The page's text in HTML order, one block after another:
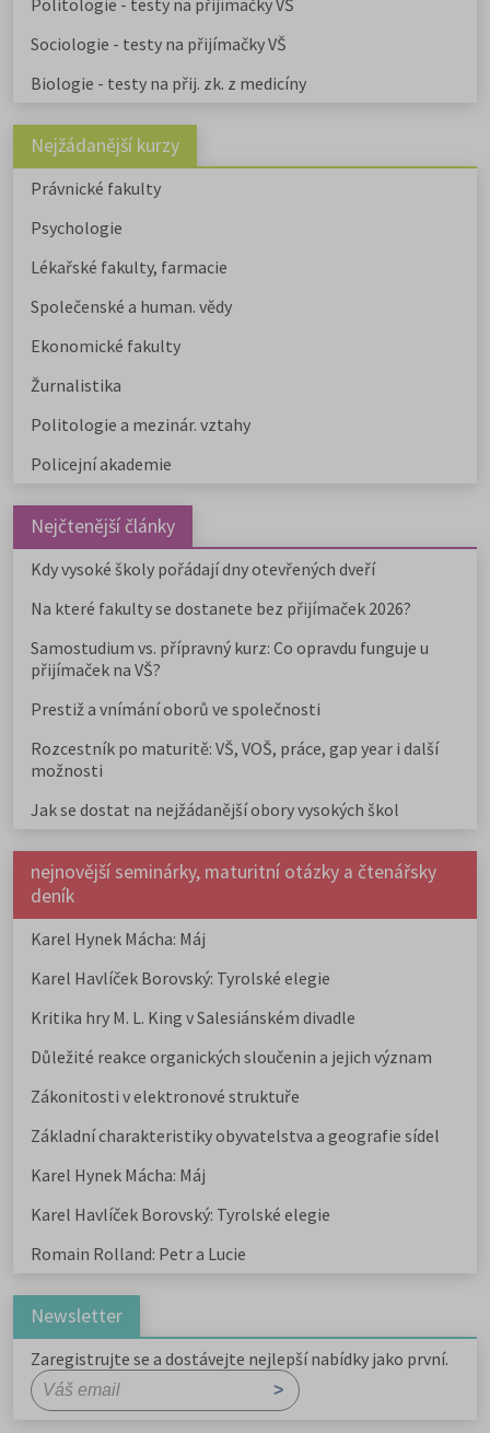
uvádíme v samostatném článku.
Chystáte se na humanitní
Stáhněte si zdarma e-book s
přehledem humanitních fakult,
Politologie - testy na přijímačky VŠ
Sociologie - testy na přijímačky VŠ
Biologie - testy na přij. zk. z medicíny
Nejžádanější kurzy
Právnické fakulty
Psychologie
Lékařské fakulty, farmacie
Společenské a human. vědy
Ekonomické fakulty
Žurnalistika
Politologie a mezinár. vztahy
Policejní akademie
Nejčtenější články
Kdy vysoké školy pořádají dny otevřených dveří
Na které fakulty se dostanete bez přijímaček 2026?
Samostudium vs. přípravný kurz: Co opravdu funguje u
přijímaček na VŠ?
Prestiž a vnímání oborů ve společnosti
Rozcestník po maturitě: VŠ, VOŠ, práce, gap year i další
možnosti
Jak se dostat na nejžádanější obory vysokých škol
nejnovější seminárky, maturitní otázky a čtenářsky
deník
Karel Hynek Mácha: Máj
Karel Havlíček Borovský: Tyrolské elegie
Kritika hry M. L. King v Salesiánském divadle
Důležité reakce organických sloučenin a jejich význam
Zákonitosti v elektronové struktuře
Základní charakteristiky obyvatelstva a geografie sídel
Karel Hynek Mácha: Máj
Karel Havlíček Borovský: Tyrolské elegie
Romain Rolland: Petr a Lucie
Newsletter
Zaregistrujte se a dostávejte nejlepší nabídky jako první.